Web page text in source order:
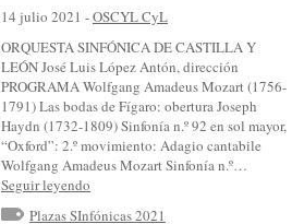
14 julio 2021 -OSCYL CyL
ORQUESTA SINFÓNICA DE CASTILLA Y
LEÓN José Luis López Antón, dirección
PROGRAMA Wolfgang Amadeus Mozart (1756-
1791) Las bodas de Fígaro: obertura Joseph
Haydn (1732-1809) Sinfonía n.º 92 en sol mayor,
“Oxford”: 2.º movimiento: Adagio cantabile
Wolfgang Amadeus Mozart Sinfonía n.º…
Seguir leyendo
Plazas SInfónicas 2021